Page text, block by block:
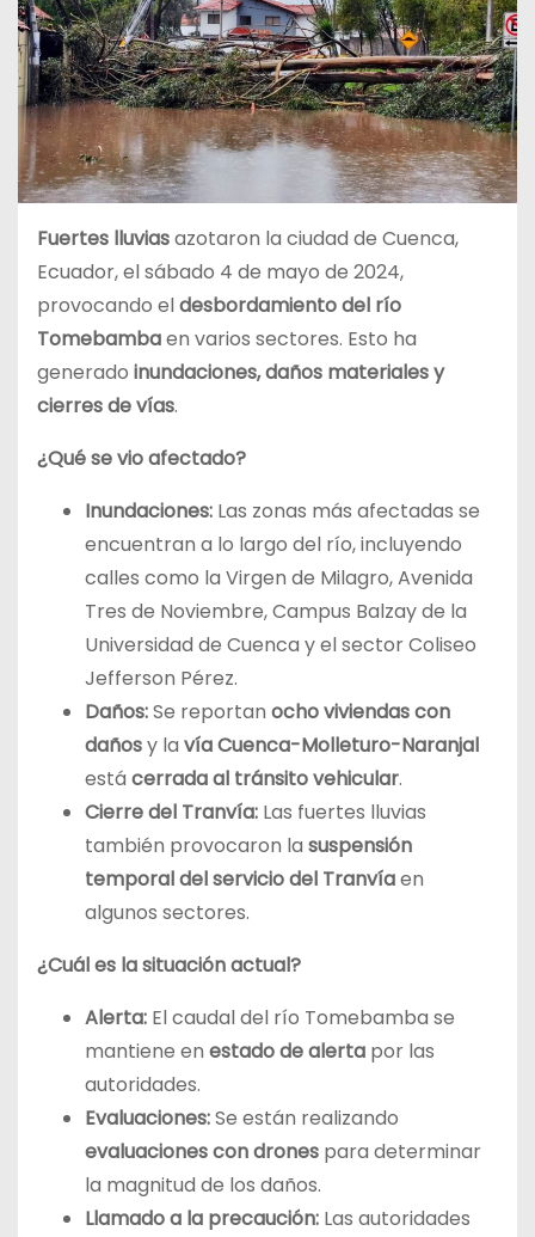
Fuertes lluviasazotaron la ciudad de Cuenca,
Ecuador, el sábado 4 de mayo de 2024,
provocando eldesbordamiento del río
Tomebambaen varios sectores. Esto ha
generado inundaciones, daños materiales y
cierres de vías.
¿Qué se vio afectado?
Inundaciones: Las zonas más afectadas se
encuentran a lo largo del río, incluyendo
calles como la Virgen de Milagro, Avenida
Tres de Noviembre, Campus Balzay de la
Universidad de Cuenca y el sector Coliseo
Jefferson Pérez.
Daños:Se reportan ocho viviendas con
dañosy la vía Cuenca-Molleturo-Naranjal
está cerrada al tránsito vehicular.
Cierre del Tranvía: Las fuertes lluvias
también provocaron la suspensión
temporal del servicio del Tranvíaen
algunos sectores.
¿Cuál es la situación actual?
Alerta: El caudal del río Tomebamba se
mantiene en estado de alerta por las
autoridades.
Evaluaciones:Se están realizando
evaluaciones con drones para determinar
la magnitud de los daños.
Llamado a la precaución: Las autoridades